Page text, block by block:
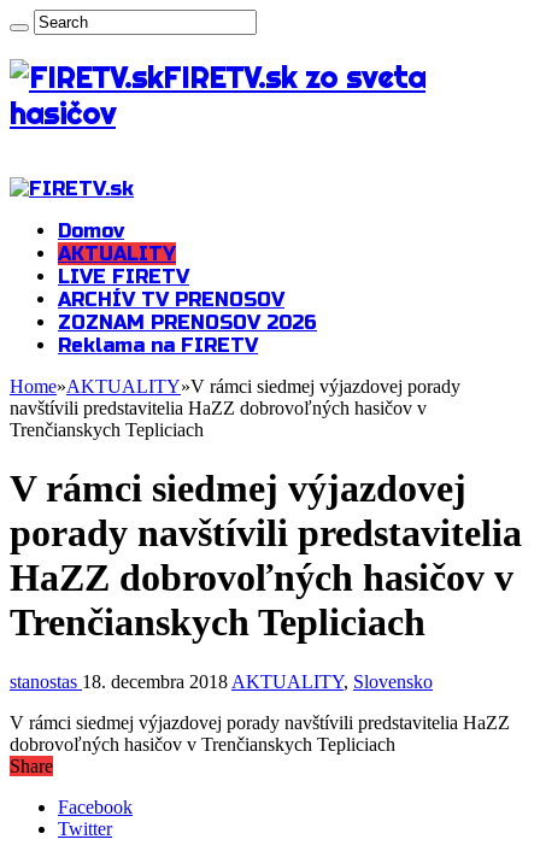
FIRETV.sk zo sveta
hasičov
Domov
AKTUALITY
LIVE FIRETV
ARCHÍV TV PRENOSOV
ZOZNAM PRENOSOV 2026
Reklama na FIRETV
Home»AKTUALITY»V rámci siedmej výjazdovej porady
navštívili predstavitelia HaZZ dobrovoľných hasičov v
Trenčianskych Tepliciach
V rámci siedmej výjazdovej
porady navštívili predstavitelia
HaZZ dobrovoľných hasičov v
Trenčianskych Tepliciach
stanostas 18. decembra 2018 AKTUALITY, Slovensko
V rámci siedmej výjazdovej porady navštívili predstavitelia HaZZ
dobrovoľných hasičov v Trenčianskych Tepliciach
Share
Facebook
Twitter